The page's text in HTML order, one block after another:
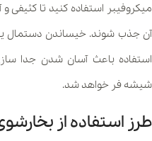
میکروفیبر استفاده کنید تا کثیفی
آن جذب شوند. خیساندن دستمال یا
استفاده باعث آسان شدن جدا
شیشه فر خواهد شد.
طرز استفاده از